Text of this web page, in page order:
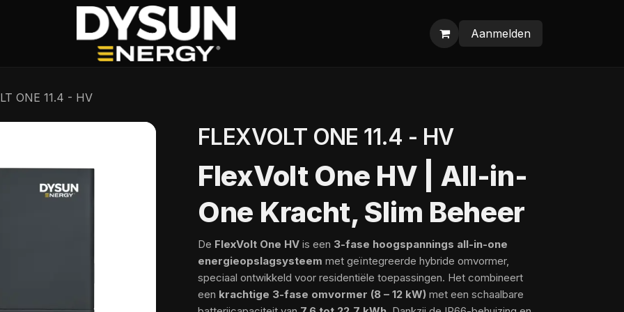
Aanmelden
ONE 11.4 - HV
FLEXVOLT ONE 11.4 - HV
FlexVolt One HV | All-in-
One Kracht, Slim Beheer
De FlexVolt One HV is een 3-fase hoogspannings all-in-one
energieopslagsysteem met geïntegreerde hybride omvormer,
speciaal ontwikkeld voor residentiële toepassingen. Het combineert
een krachtige 3-fase omvormer (8 – 12 kW) met een schaalbare